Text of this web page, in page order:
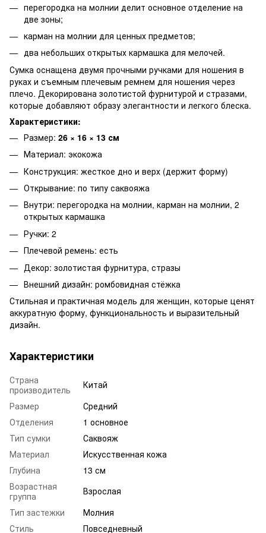
перегородка на молнии делит основное отделение на
две зоны;
карман на молнии для ценных предметов;
два небольших открытых кармашка для мелочей.
Сумка оснащена двумя прочными ручками для ношения в
руках и съемным плечевым ремнем для ношения через
плечо. Декорирована золотистой фурнитурой и стразами,
которые добавляют образу элегантности и легкого блеска.
Характеристики:
Размер: 26 × 16 × 13 см
Материал: экокожа
Конструкция: жесткое дно и верх (держит форму)
Открывание: по типу саквояжа
Внутри: перегородка на молнии, карман на молнии, 2
открытых кармашка
Ручки: 2
Плечевой ремень: есть
Декор: золотистая фурнитура, стразы
Внешний дизайн: ромбовидная стёжка
Стильная и практичная модель для женщин, которые ценят
аккуратную форму, функциональность и выразительный
дизайн.
Характеристики
Страна
производитель
Китай
Размер
Средний
Отделения
1 основное
Тип сумки
Саквояж
Материал
Искусственная кожа
Глубина
13 см
Возрастная
группа
Взрослая
Тип застежки
Молния
Стиль
Повседневный